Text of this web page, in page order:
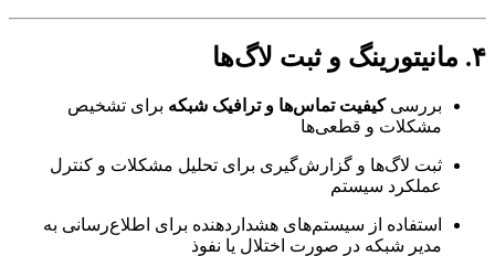
بررسی کیفیت تماس‌ها و ترافیک شبکهبرای تشخیص
مشکلات و قطعی‌ها
ثبت لاگ‌ها و گزارش‌گیری برای تحلیل مشکلات و کنترل
عملکرد سیستم
استفاده از سیستم‌های هشداردهنده برای اطلاع‌رسانی به
مدیر شبکه در صورت اختلال یا نفوذ